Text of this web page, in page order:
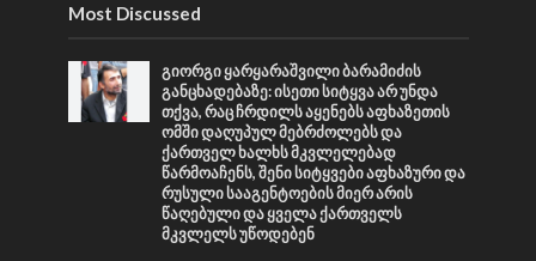
Most Discussed
გიორგი ყარყარაშვილი ბარამიძის
განცხადებაზე: ისეთი სიტყვა არ უნდა
თქვა, რაც ჩრდილს აყენებს აფხაზეთის
ომში დაღუპულ მებრძოლებს და
ქართველ ხალხს მკვლელებად
წარმოაჩენს, შენი სიტყვები აფხაზური და
რუსული სააგენტოების მიერ არის
წაღებული და ყველა ქართველს
მკვლელს უწოდებენ